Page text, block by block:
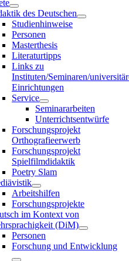
des Deutschen
Studienhinweise
Personen
Masterthesis
Literaturtipps
Links zu
Instituten/Seminaren/
Einrichtungen
Service
Seminararbeiten
Unterrichtsentwürfe
Forschungsprojekt
Orthografieerwerb
Forschungsprojekt
Spielfilmdidaktik
Poetry Slam
Arbeitshilfen
Forschungsprojekte
im Kontext von
(DiM)
Personen
Forschung und Entwicklung